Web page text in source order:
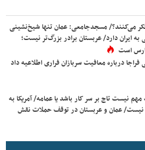
می‌کنند؟/ مسجدجامعی: عمان تنها شیخ‌نشینی
ایران دارد/ عربستان برادر بزرگ‌تر نیست؛
است
درباره معافیت سربازان فراری اطلاعیه داد
مهم نیست تاج بر سر کار باشد یا عمامه/ آمریکا به
نیست/ عمان و عربستان در توقف حملات نقش